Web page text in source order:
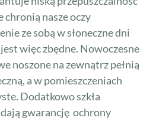
chronią nasze oczy
ze sobą w słoneczne dni
więc zbędne. Nowoczesne
noszone na zewnątrz pełnią
a w pomieszczeniach
Dodatkowo szkła
gwarancję ochrony